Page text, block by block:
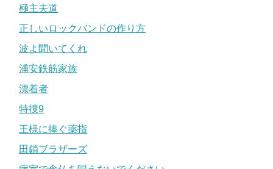
極主夫道
正しいロックバンドの作り方
波よ聞いてくれ
浦安鉄筋家族
漂着者
特捜9
王様に捧ぐ薬指
田鎖ブラザーズ